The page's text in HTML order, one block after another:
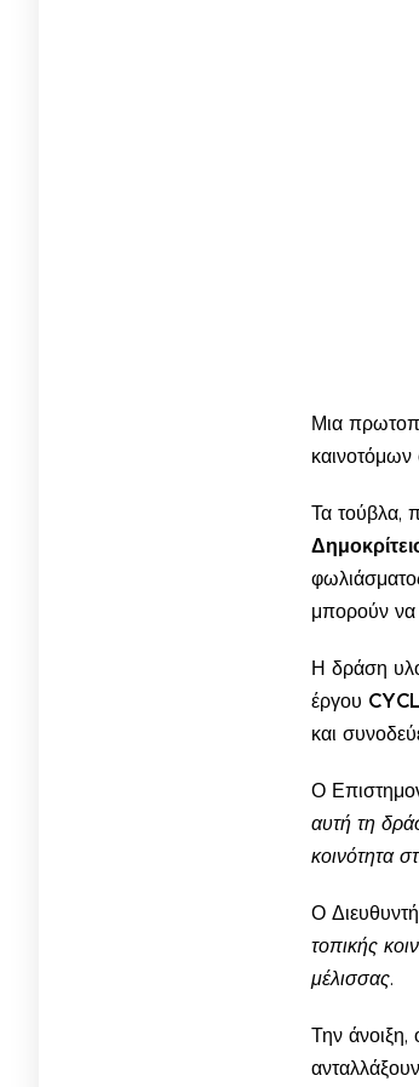
Μια
Τα τούβλα,
μπορούν να
Η δράση
έργου
και
Ο
αυτή τη
κοινότητα
Ο
τοπικής
μέλισσας.
Την άνοιξη,